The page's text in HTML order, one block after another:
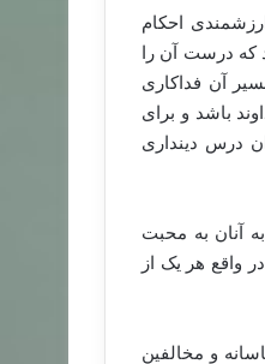
احکام
که درست آن را
آن فداکاری
باشد و برای
درس دینداری
آنان به محبت
واقع هر یک از
و مخالفین